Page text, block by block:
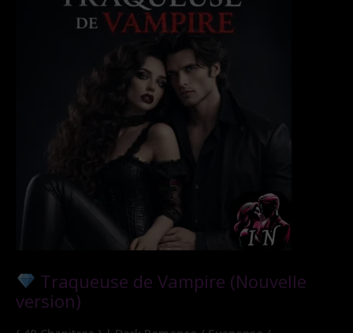
Traqueuse de Vampire (Nouvelle
version)